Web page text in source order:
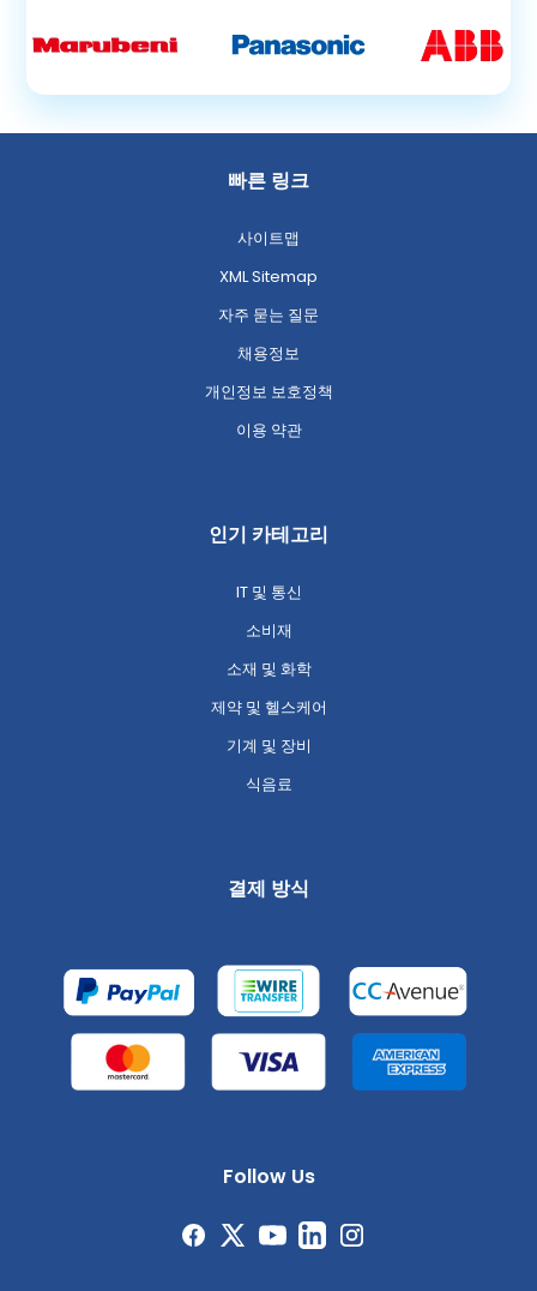
빠른 링크
사이트맵
XML Sitemap
자주 묻는 질문
채용정보
개인정보 보호정책
이용 약관
인기 카테고리
IT 및 통신
소비재
소재 및 화학
제약 및 헬스케어
기계 및 장비
식음료
결제 방식
Follow Us